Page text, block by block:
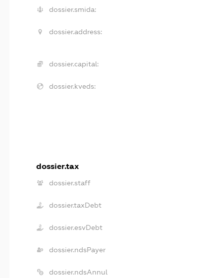
dossier.smida:
dossier.address:
dossier.capital:
dossier.kveds:
dossier.tax
dossier.staff
dossier.taxDebt
dossier.esvDebt
dossier.ndsPayer
dossier.ndsAnnul